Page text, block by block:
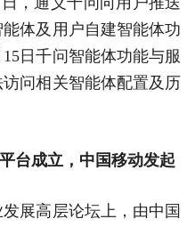
体及用户自建智能体功
日千问智能体功能与服
问相关智能体配置及历
台成立，中国移动发起
展高层论坛上，由中国